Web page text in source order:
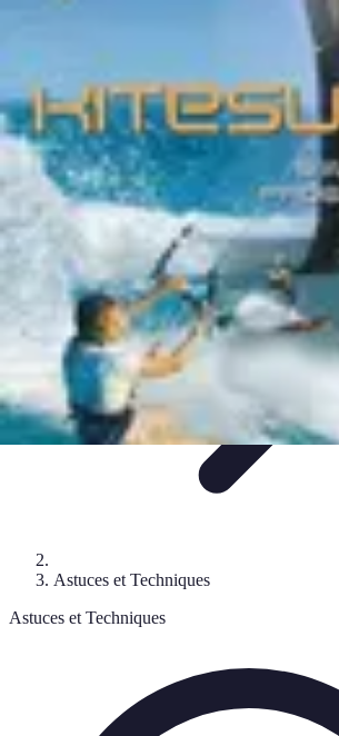
Techniques de
Astuces Rubik Cube
Astuces et Techniques
Astuces et Techniques